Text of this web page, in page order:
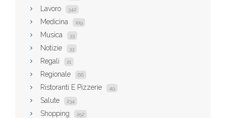
Lavoro 342
Medicina 109
Musica 33
Notizie 33
Regali 21
Regionale 66
Ristoranti E Pizzerie 49
Salute 234
Shopping 252